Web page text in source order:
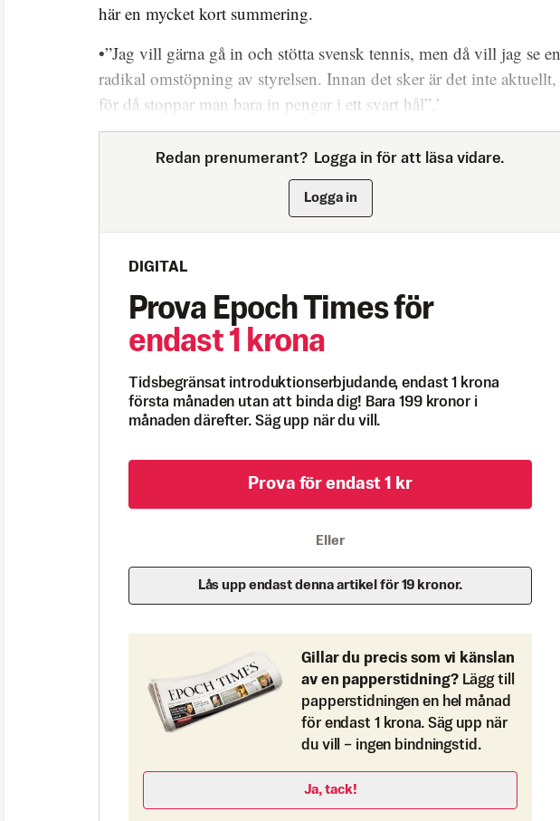
här en mycket kort summering.
•”Jag vill gärna gå in och stötta svensk tennis, men då vill jag se en
radikal omstöpning av styrelsen. Innan det sker är det inte aktuellt,
för då stoppar man bara in pengar i ett svart hål”.’
Redan prenumerant? Logga in för att läsa vidare.
Logga in
DIGITAL
Prova Epoch Times för
endast 1 krona
Tidsbegränsat introduktionserbjudande, endast 1 krona
första månaden utan att binda dig! Bara 199 kronor i
månaden därefter. Säg upp när du vill.
Prova för endast 1 kr
Eller
Lås upp endast denna artikel för 19 kronor.
Gillar du precis som vi känslan
av en papperstidning? Lägg till
papperstidningen en hel månad
för endast 1 krona. Säg upp när
du vill – ingen bindningstid.
Ja, tack!